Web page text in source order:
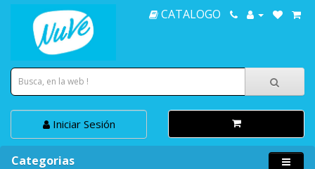
CATALOGO
Iniciar Sesión
Categorias